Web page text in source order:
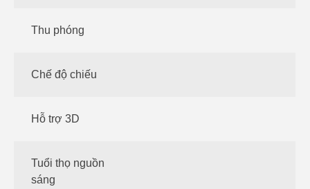
Thu phóng
Chế độ chiếu
Hỗ trợ 3D
Tuổi thọ nguồn
sáng